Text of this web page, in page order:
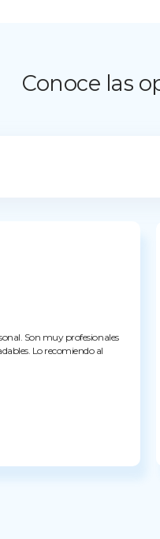
Conoce las
Son muy profesionales
Lo recomiendo al